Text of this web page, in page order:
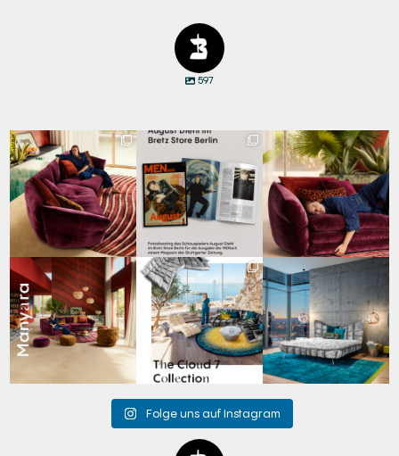
597
Manyara vereint
Freiheit und
Geborgenheit....
96 3
und Design:
Schauspieler August...
45 7
Den Kopf anlehnen. Die
Gedanken auf Reisen...
72 2
Manyara. Inspiriert von
der Weite Afrikas....
59 2
Für jeden Lieblingsplatz
die passende Cloud.
☁️...
64 1
Cloud 7 – nicht nur zum
Sitzen, sondern auch
zum...
151 3
Folge uns auf Instagram